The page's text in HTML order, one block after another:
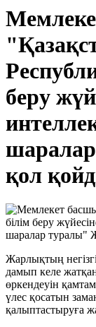
беру
қол
Жарлықтың
дамып келе
өркендеуін
үлес қосатын
қалыптастыруға